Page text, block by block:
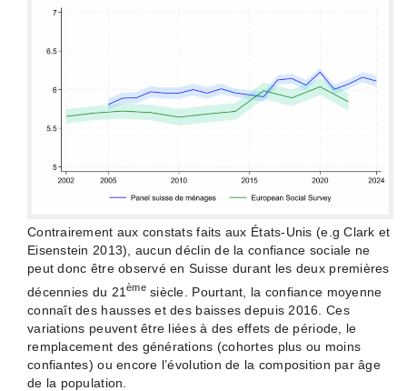
Contrairement aux constats faits aux États-Unis (e.g Clark et
Eisenstein 2013), aucun déclin de la confiance sociale ne
peut donc être observé en Suisse durant les deux premières
décennies du 21èmesiècle. Pourtant, la confiance moyenne
connaît des hausses et des baisses depuis 2016. Ces
variations peuvent être liées à des effets de période, le
remplacement des générations (cohortes plus ou moins
confiantes) ou encore l’évolution de la composition par âge
de la population.